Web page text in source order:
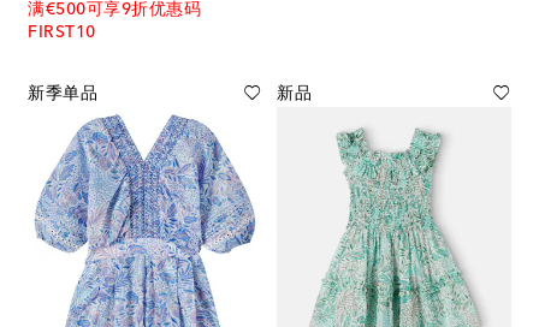
满€500可享9折优惠码
FIRST10
新季单品 新品